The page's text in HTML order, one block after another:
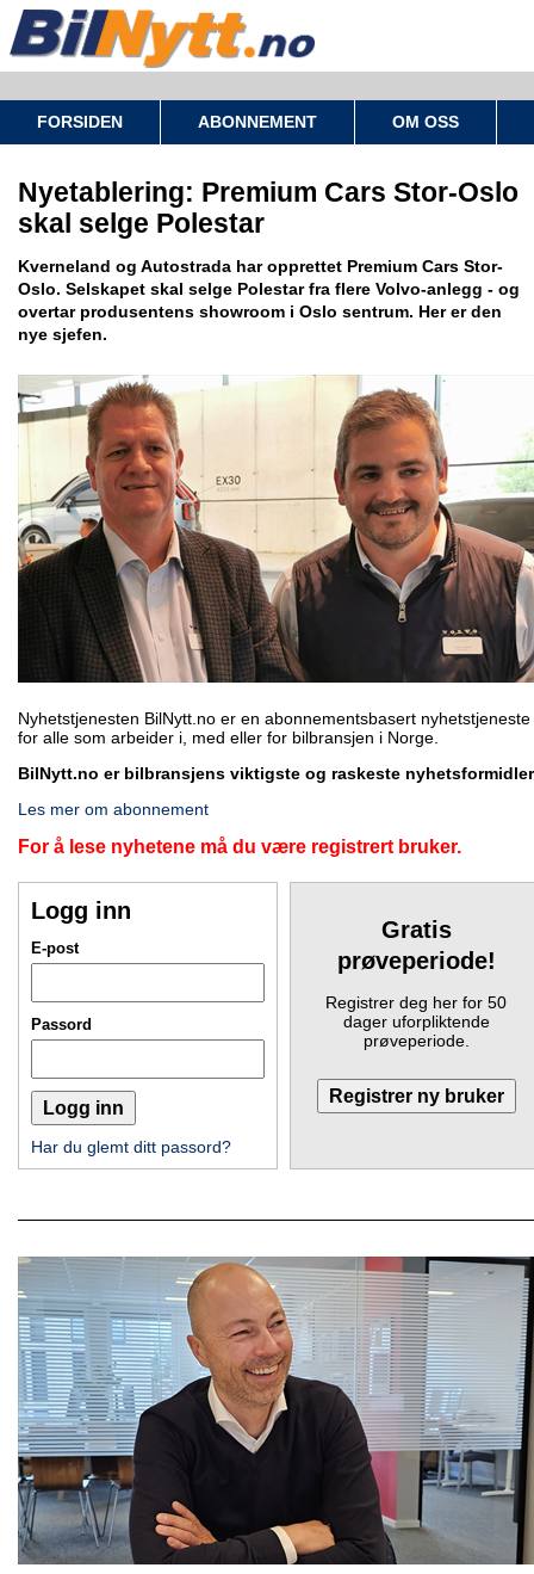
FORSIDEN ABONNEMENT OM OSS
Nyetablering: Premium Cars Stor-Oslo
skal selge Polestar
Kverneland og Autostrada har opprettet Premium Cars Stor-
Oslo. Selskapet skal selge Polestar fra flere Volvo-anlegg - og
overtar produsentens showroom i Oslo sentrum. Her er den
nye sjefen.
Nyhetstjenesten BilNytt.no er en abonnementsbasert nyhetstjeneste
for alle som arbeider i, med eller for bilbransjen i Norge.
BilNytt.no er bilbransjens viktigste og raskeste
Les mer om abonnement
For å lese nyhetene må du være registrert bruker.
Logg inn
E-post
Passord
Har du glemt ditt passord?
Gratis
prøveperiode!
Registrer deg her for 50
dager uforpliktende
prøveperiode.